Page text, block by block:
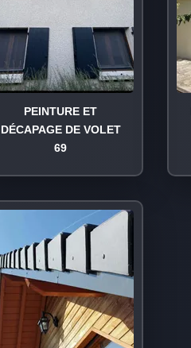
PEINTURE ET
DÉCAPAGE DE VOLET
69